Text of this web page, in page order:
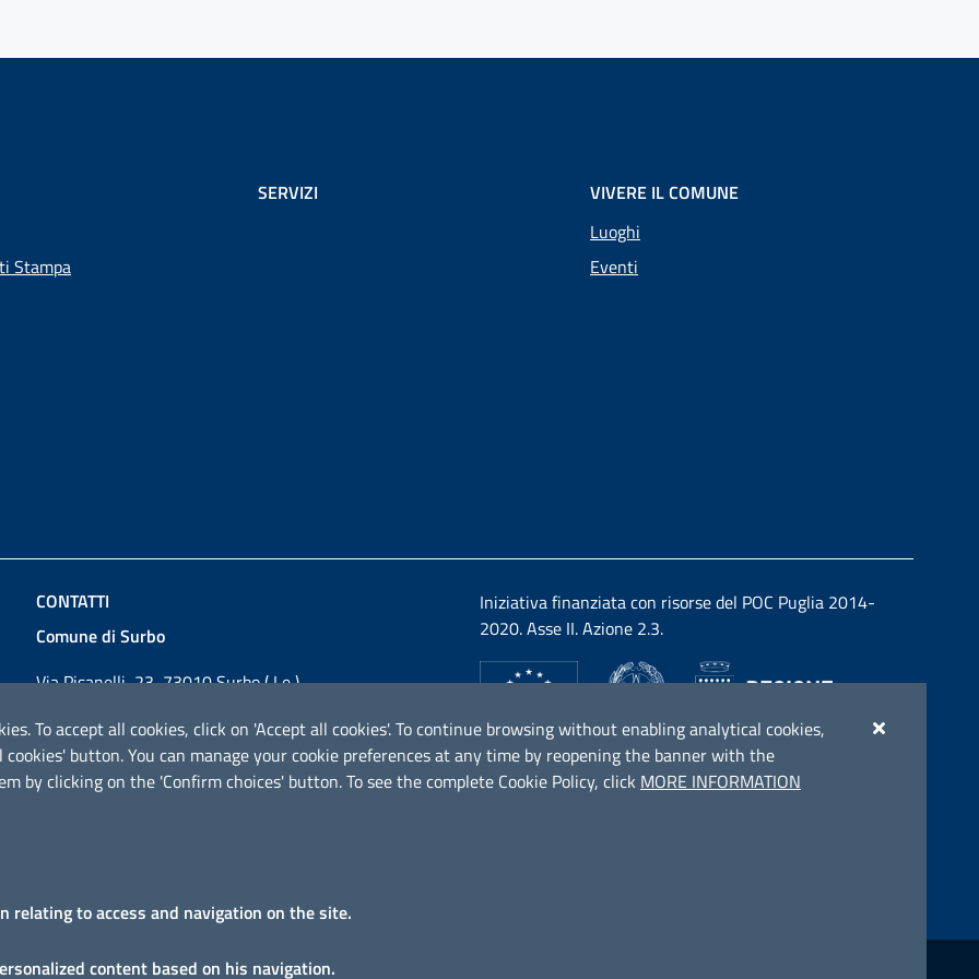
To accept all cookies, click on 'Accept all cookies'. To continue browsing without enabling analytical cookies,
button. You can manage your cookie preferences at any time by reopening the banner with the
by clicking on the 'Confirm choices' button. To see the complete Cookie Policy, click MORE INFORMATION
to access and navigation on the site.
content based on his navigation.
Stampa
SERVIZI
VIVERE IL COMUNE
Luoghi
Eventi
CONTATTI
Comune di Surbo
Via Pisanelli, 23, 73010 Surbo ( Le )
Telefono: 0832 360800
Fax: 0832 360821
Email:comunesurbo@pec.it
Iniziativa finanziata con risorse del POC Puglia 2014-
2020. Asse II. Azione 2.3.